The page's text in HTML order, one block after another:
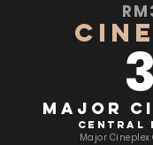
3
Major
Central
Major Cineplex